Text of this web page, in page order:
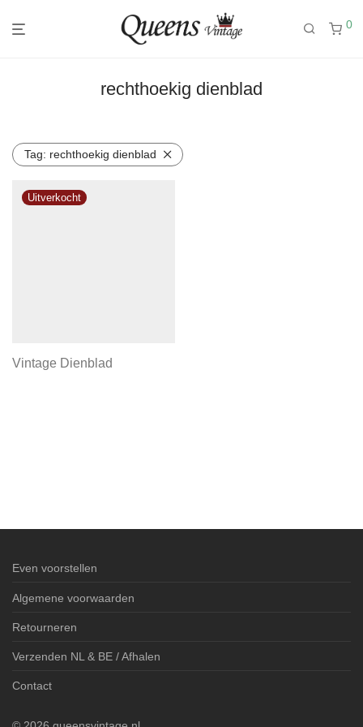
0
rechthoekig dienblad
Tag: rechthoekig dienblad
Vintage Dienblad
Even voorstellen
Algemene voorwaarden
Retourneren
Verzenden NL & BE / Afhalen
Contact